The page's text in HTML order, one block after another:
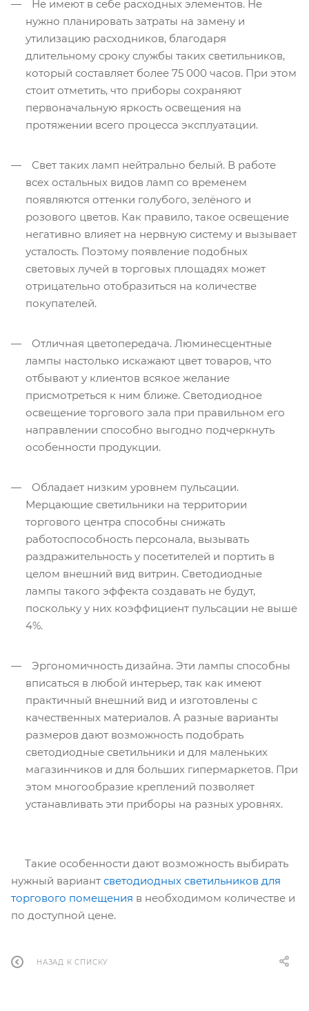
Не имеют в себе расходных элементов. Не
нужно планировать затраты на замену и
утилизацию расходников, благодаря
длительному сроку службы таких светильников,
который составляет более 75 000 часов. При этом
стоит отметить, что приборы сохраняют
первоначальную яркость освещения на
протяжении всего процесса эксплуатации.
Свет таких ламп нейтрально белый. В работе
всех остальных видов ламп со временем
появляются оттенки голубого, зелёного и
розового цветов. Как правило, такое освещение
негативно влияет на нервную систему и вызывает
усталость. Поэтому появление подобных
световых лучей в торговых площадях может
отрицательно отобразиться на количестве
покупателей.
Отличная цветопередача. Люминесцентные
лампы настолько искажают цвет товаров, что
отбывают у клиентов всякое желание
присмотреться к ним ближе. Светодиодное
освещение торгового зала при правильном его
направлении способно выгодно подчеркнуть
особенности продукции.
Обладает низким уровнем пульсации.
Мерцающие светильники на территории
торгового центра способны снижать
работоспособность персонала, вызывать
раздражительность у посетителей и портить в
целом внешний вид витрин. Светодиодные
лампы такого эффекта создавать не будут,
поскольку у них коэффициент пульсации не выше
4%.
Эргономичность дизайна. Эти лампы способны
вписаться в любой интерьер, так как имеют
практичный внешний вид и изготовлены с
качественных материалов. А разные варианты
размеров дают возможность подобрать
светодиодные светильники и для маленьких
магазинчиков и для больших гипермаркетов. При
этом многообразие креплений позволяет
устанавливать эти приборы на разных уровнях.
Такие особенности дают возможность выбирать
нужный вариант светодиодных светильников для
торгового помещения в необходимом количестве и
по доступной цене.
НАЗАД К СПИСКУ